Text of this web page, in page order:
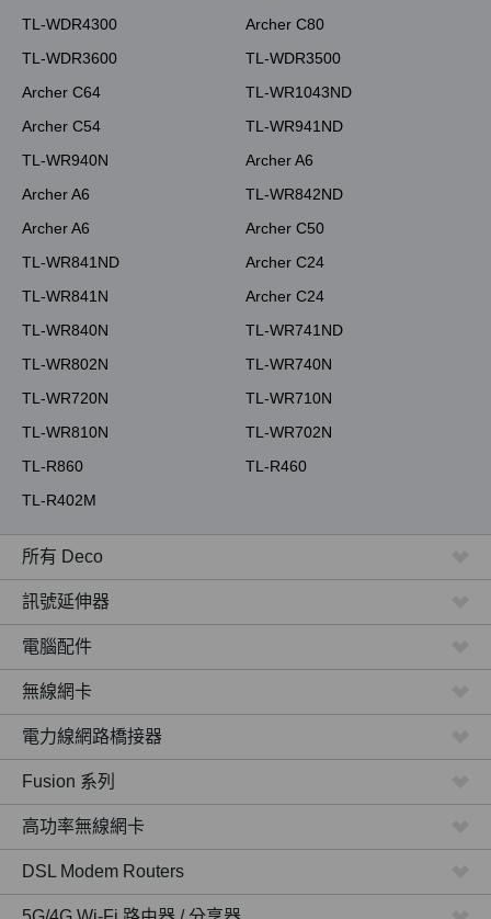
TL-WDR4300
Archer C80
TL-WDR3600
TL-WDR3500
Archer C64
TL-WR1043ND
Archer C54
TL-WR941ND
TL-WR940N
Archer A6
Archer A6
TL-WR842ND
Archer A6
Archer C50
TL-WR841ND
Archer C24
TL-WR841N
Archer C24
TL-WR840N
TL-WR741ND
TL-WR802N
TL-WR740N
TL-WR720N
TL-WR710N
TL-WR810N
TL-WR702N
TL-R860
TL-R460
TL-R402M
所有 Deco
訊號延伸器
電腦配件
無線網卡
電力線網路橋接器
Fusion 系列
高功率無線網卡
DSL Modem Routers